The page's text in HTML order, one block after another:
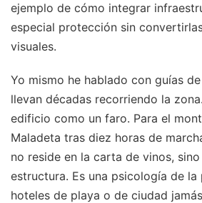
ejemplo de cómo integrar
especial protección sin
visuales.
Yo mismo he hablado con guías
llevan décadas recorriendo la
edificio como un faro. Para el
Maladeta tras diez horas de
no reside en la carta de vinos,
estructura. Es una psicología de
hoteles de playa o de ciudad